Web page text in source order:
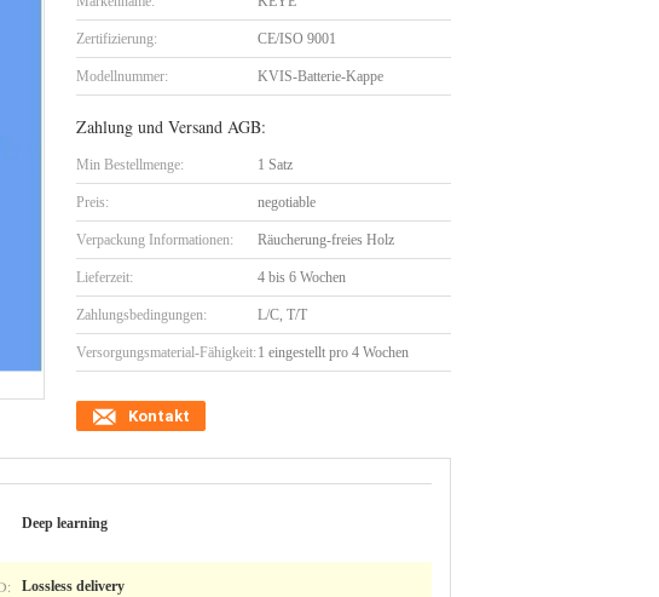
Zertifizierung: CE/ISO 9001
Modellnummer: KVIS-Batterie-Kappe
Zahlung und Versand AGB:
Min Bestellmenge: 1 Satz
Preis: negotiable
Verpackung Informationen: Räucherung-freies Holz
Lieferzeit: 4 bis 6 Wochen
Zahlungsbedingungen: L/C, T/T
Versorgungsmaterial-Fähigkeit: 1 eingestellt pro 4 Wochen
Kontakt
Deep learning
Lossless delivery